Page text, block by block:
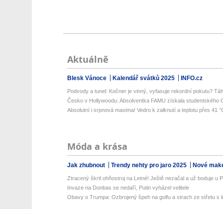
Aktuálně
Blesk Vánoce Kalendář svátků 2025 INFO.cz
Podvody a tunel: Kočner je vinný, vyfasuje rekordní pokutu?
Česko v Hollywoodu: Absolventka FAMU získala studentského
Absolutní i srpnová maxima! Vedro k zalknutí a teplotu přes 41
Móda a krása
Jak zhubnout Trendy nehty pro jaro 2025 Nové
Ztracený škrtl ohňostroj na Letné! Ještě nezačal a už boduje u
Invaze na Donbas se nedaří, Putin vyházel velitele
Obavy o Trumpa: Ozbrojený špeh na golfu a strach ze střetu s